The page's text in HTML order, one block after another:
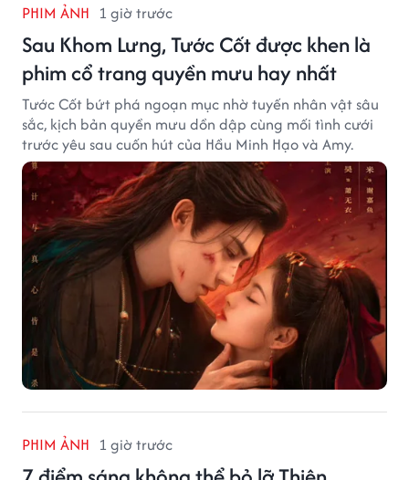
PHIM ẢNH 1 giờ trước
Sau Khom Lưng, Tước Cốt được khen là
phim cổ trang quyền mưu hay nhất
Tước Cốt bứt phá ngoạn mục nhờ tuyến nhân vật sâu
sắc, kịch bản quyền mưu dồn dập cùng mối tình cưới
trước yêu sau cuốn hút của Hầu Minh Hạo và Amy.
PHIM ẢNH 1 giờ trước